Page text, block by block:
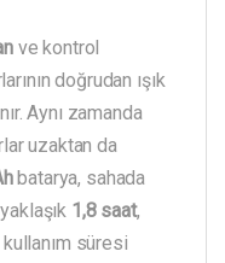
ve kontrol
doğrudan ışık
Aynı zamanda
uzaktan da
batarya, sahada
1,8 saat,
süresi